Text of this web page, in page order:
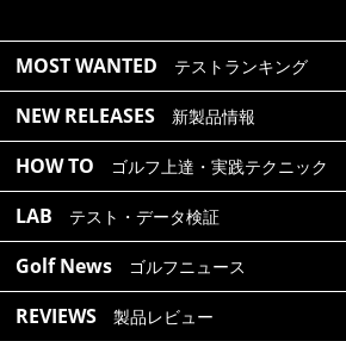
MOST WANTED テストランキング
NEW RELEASES 新製品情報
HOW TO ゴルフ上達・実践テクニック
LAB テスト・データ検証
Golf News ゴルフニュース
REVIEWS 製品レビュー